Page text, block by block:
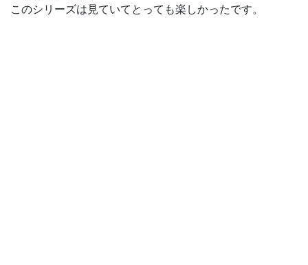
このシリーズは見ていてとっても楽しかったです。